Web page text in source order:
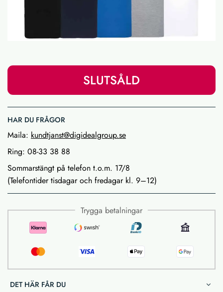
SLUTSÅLD
HAR DU FRÅGOR
Maila: kundtjanst@digidealgroup.se
Ring: 08-33 38 88
Sommarstängt på telefon t.o.m. 17/8
(Telefontider tisdagar och fredagar kl. 9–12)
Trygga betalningar
DET HÄR FÅR DU